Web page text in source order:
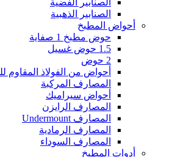
الصنابير الذهبية
أحواض المطبخ
حوض مطبخ 1 صفاية
1.5 حوض غسيل
2 حوض
أحواض من الفولاذ المقاوم
المصارف المركبة
أحواض سيراميك
المصارف الرايزن
المصارف Undermount
المصارف الرمادية
المصارف السوداء
أدوات المطبخ